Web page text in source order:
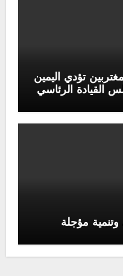
تؤدي اليمين
القيادة الرئاسي
مؤجلة